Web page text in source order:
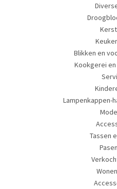
Kerst
Blikken en
Kookgerei
Lampenkappen-
Mode
Tassen
Pasen
Wonen